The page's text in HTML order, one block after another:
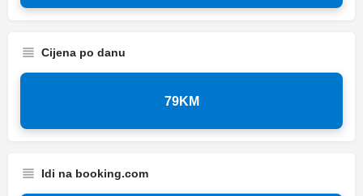
Cijena po danu
79KM
Idi na booking.com